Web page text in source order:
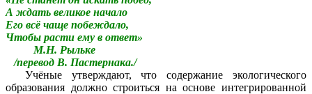
А ждать великое начало
Его всё чаще побеждало,
Чтобы расти ему в ответ»
М.Н. Рыльке
/перевод В. Пастернака./
Учёные утверждают, что содержание экологического
образования должно строиться на основе интегрированной